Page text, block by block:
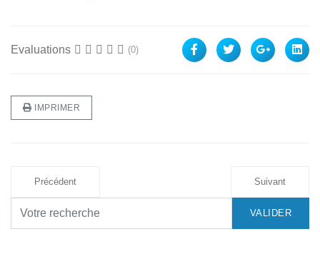
Evaluations (0)
IMPRIMER
Précédent Suivant
VALIDER